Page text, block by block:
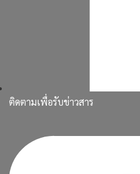
ติดตามเพื่อรับข่าวสาร